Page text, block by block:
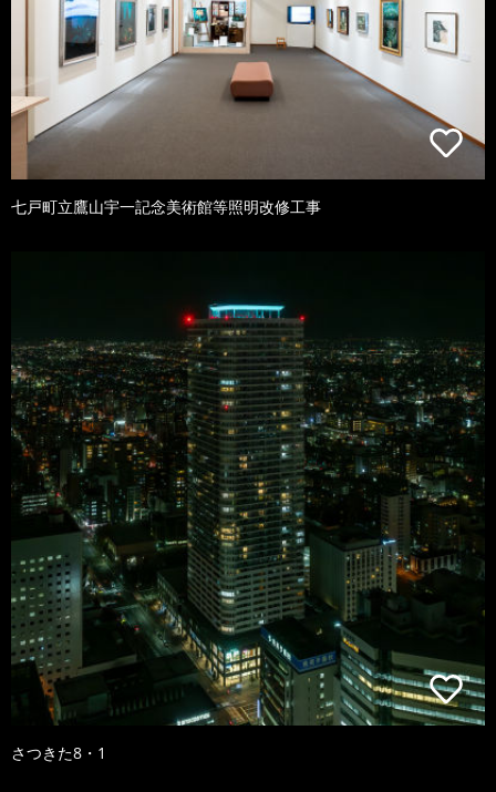
七戸町立鷹山宇一記念美術館等照明改修工事
さつきた8・1